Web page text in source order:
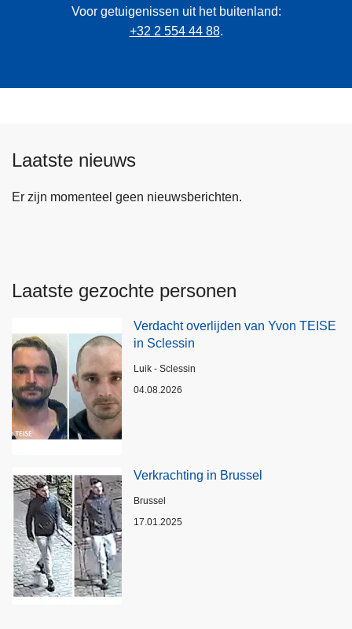
Voor getuigenissen uit het buitenland:
+32 2 554 44 88.
Laatste nieuws
Er zijn momenteel geen nieuwsberichten.
Laatste gezochte personen
Verdacht overlijden van Yvon TEISE
in Sclessin
Plaats
Luik - Sclessin
04.08.2026
Verkrachting in Brussel
Plaats
Brussel
17.01.2025